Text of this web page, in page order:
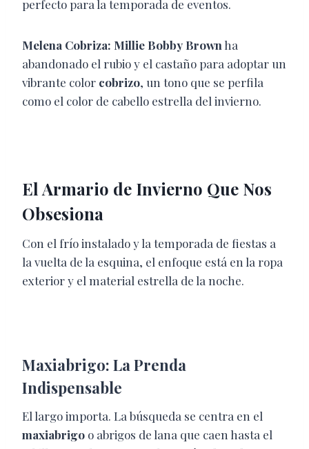
perfecto para la temporada de eventos.
Melena Cobriza: Millie Bobby Brown ha
abandonado el rubio y el castaño para adoptar un
vibrante color cobrizo, un tono que se perfila
como el color de cabello estrella del invierno.
El Armario de Invierno Que Nos
Obsesiona
Con el frío instalado y la temporada de fiestas a
la vuelta de la esquina, el enfoque está en la ropa
exterior y el material estrella de la noche.
Maxiabrigo: La Prenda
Indispensable
El largo importa. La búsqueda se centra en el
maxiabrigo o abrigos de lana que caen hasta el